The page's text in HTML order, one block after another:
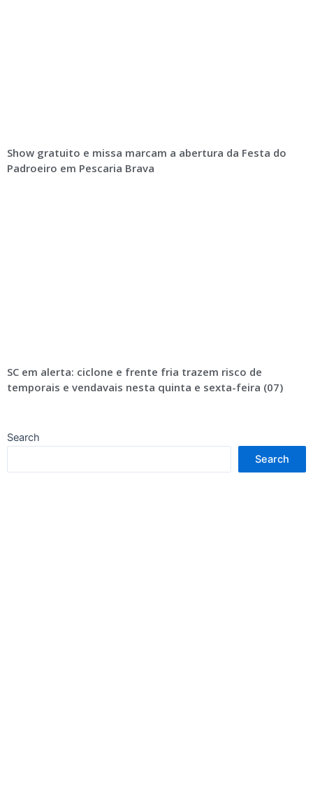
Show gratuito e missa marcam a abertura da Festa do
Padroeiro em Pescaria Brava
SC em alerta: ciclone e frente fria trazem risco de
temporais e vendavais nesta quinta e sexta-feira (07)
Search
Search